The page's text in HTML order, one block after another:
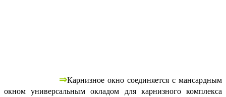
⇒Карнизное окно соединяется с мансардным
окном универсальным окладом для карнизного комплекса